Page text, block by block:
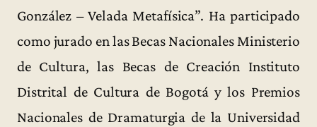
González – Velada Metafísica”. Ha participado
como jurado en las Becas Nacionales Ministerio
de Cultura, las Becas de Creación Instituto
Distrital de Cultura de Bogotá y los Premios
Nacionales de Dramaturgia de la Universidad